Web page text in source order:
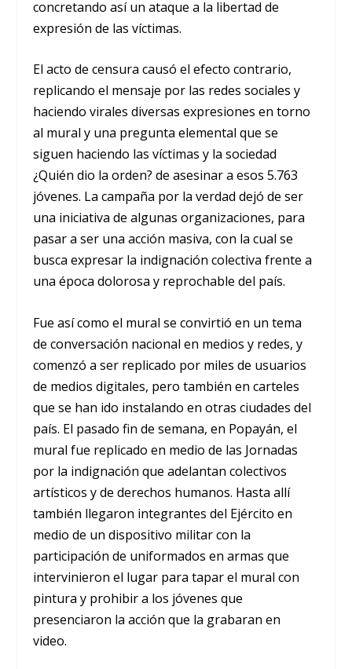
concretando así un ataque a la libertad de
expresión de las víctimas.
El acto de censura causó el efecto contrario,
replicando el mensaje por las redes sociales y
haciendo virales diversas expresiones en torno
al mural y una pregunta elemental que se
siguen haciendo las víctimas y la sociedad
¿Quién dio la orden? de asesinar a esos 5.763
jóvenes. La campaña por la verdad dejó de ser
una iniciativa de algunas organizaciones, para
pasar a ser una acción masiva, con la cual se
busca expresar la indignación colectiva frente a
una época dolorosa y reprochable del país.
Fue así como el mural se convirtió en un tema
de conversación nacional en medios y redes, y
comenzó a ser replicado por miles de usuarios
de medios digitales, pero también en carteles
que se han ido instalando en otras ciudades del
país. El pasado fin de semana, en Popayán, el
mural fue replicado en medio de las Jornadas
por la indignación que adelantan colectivos
artísticos y de derechos humanos. Hasta allí
también llegaron integrantes del Ejército en
medio de un dispositivo militar con la
participación de uniformados en armas que
intervinieron el lugar para tapar el mural con
pintura y prohibir a los jóvenes que
presenciaron la acción que la grabaran en
video.